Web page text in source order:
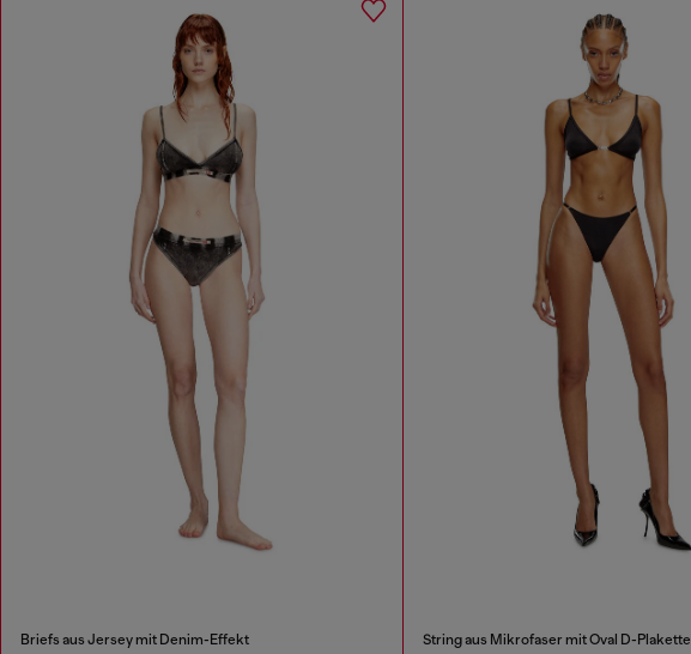
Briefs aus Jersey mit Denim-Effekt String aus Mikrofaser mit Oval D-Plakette